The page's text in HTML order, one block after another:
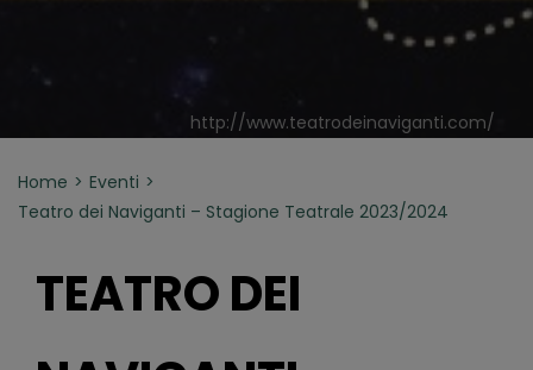
http://www.teatrodeinaviganti.com/
Home
Eventi
Teatro dei Naviganti – Stagione Teatrale 2023/2024
TEATRO DEI